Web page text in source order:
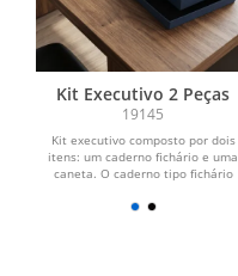
Kit Executivo 2 Peças
19145
Kit executivo composto por dois
itens: um caderno fichário e uma
caneta. O caderno tipo fichário